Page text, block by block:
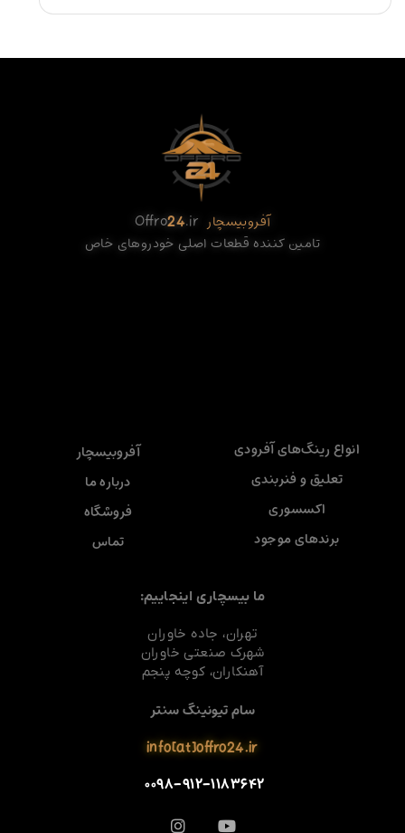
آفروبیسچار Offro24.ir
تامین کننده قطعات اصلی خودروهای خاص
انواع رینگ‌های آفرودی
تعلیق و فنربندی
اکسسوری
برندهای موجود
آفروبیسچار
درباره ما
فروشگاه
تماس
ما بیسچاری اینجاییم:
تهران، جاده خاوران
شهرک صنعتی خاوران
آهنکاران، کوچه پنجم
سام تیونینگ سنتر
info[at]offro24.ir
۰۰۹۸-۹۱۲-۱۱۸۳۶۴۲